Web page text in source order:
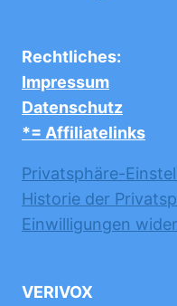
Rechtliches:
Impressum
Datenschutz
*= Affiliatelinks
Privatsphäre-
Historie der
Einwilligungen
VERIVOX